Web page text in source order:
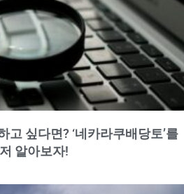
고 싶다면? ‘네카라쿠배당토’를
알아보자!